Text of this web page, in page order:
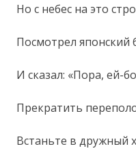
Но с небес на это
Посмотрел японский
И сказал: «Пора, ей-
Прекратить
Встаньте в дружный